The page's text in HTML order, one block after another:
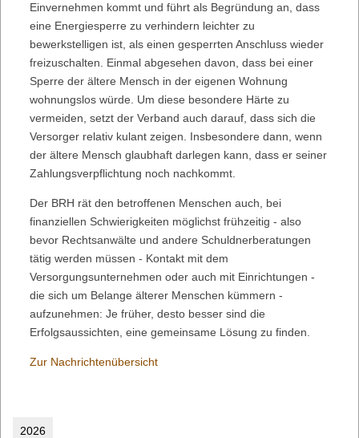
Einvernehmen kommt und führt als Begründung an, dass
eine Energiesperre zu verhindern leichter zu
bewerkstelligen ist, als einen gesperrten Anschluss wieder
freizuschalten. Einmal abgesehen davon, dass bei einer
Sperre der ältere Mensch in der eigenen Wohnung
wohnungslos würde. Um diese besondere Härte zu
vermeiden, setzt der Verband auch darauf, dass sich die
Versorger relativ kulant zeigen. Insbesondere dann, wenn
der ältere Mensch glaubhaft darlegen kann, dass er seiner
Zahlungsverpflichtung noch nachkommt.
Der BRH rät den betroffenen Menschen auch, bei
finanziellen Schwierigkeiten möglichst frühzeitig - also
bevor Rechtsanwälte und andere Schuldnerberatungen
tätig werden müssen - Kontakt mit dem
Versorgungsunternehmen oder auch mit Einrichtungen -
die sich um Belange älterer Menschen kümmern -
aufzunehmen: Je früher, desto besser sind die
Erfolgsaussichten, eine gemeinsame Lösung zu finden.
Zur Nachrichtenübersicht
2026